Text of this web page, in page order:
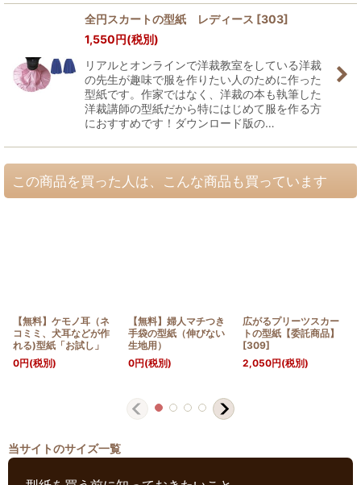
全円スカートの型紙 レディース [303]
1,550円(税別)
リアルとオンラインで洋裁教室をしている洋裁
の先生が趣味で服を作りたい人のために作った
型紙です。作家ではなく、洋裁の本も執筆した
洋裁講師の型紙だから特にはじめて服を作る方
におすすめです！ダウンロード版の…
この商品を買った人は、こんな商品も買っています
【無料】ケモノ耳（ネ
コミミ、犬耳などが作
れる)型紙「お試し」
0円(税別)
【無料】婦人マチつき
手袋の型紙（伸びない
生地用）
0円(税別)
広がるプリーツスカー
トの型紙【委託商品】
[309]
2,050円(税別)
当サイトのサイズ一覧